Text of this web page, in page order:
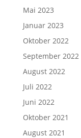
Mai 2023
Januar 2023
Oktober 2022
September 2022
August 2022
Juli 2022
Juni 2022
Oktober 2021
August 2021